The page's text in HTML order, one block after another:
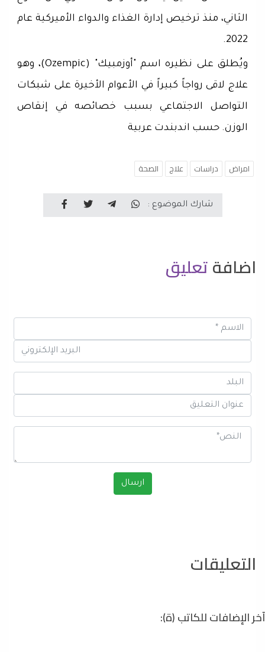
الثاني، منذ ترخيص إدارة الغذاء والدواء الأميركية عام
2022.
ويُطلق على نظيره اسم "أوزمبيك" (Ozempic)، وهو
علاج لاقى رواجاً كبيراً في الأعوام الأخيرة على شبكات
التواصل الاجتماعي بسبب خصائصه في إنقاص
الوزن. حسب اندبندت عربية
امراض دراسات علاج الصحة
شارك الموضوع :
اضافةتعليق
التعليقات
آخر الإضافات للكاتب (ة):